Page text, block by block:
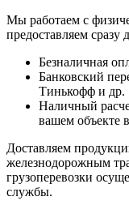
Мы работаем с
предоставляем сразу
Безналичная
Банковский
Тинькофф и др.
Наличный
вашем объекте
Доставляем
железнодорожным
грузоперевозки
службы.